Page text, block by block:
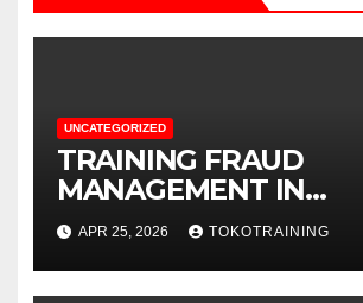
UNCATEGORIZED
TRAINING FRAUD
MANAGEMENT IN
TELECOMMUNICATION
BUSINESS
APR 25, 2026 TOKOTRAINING